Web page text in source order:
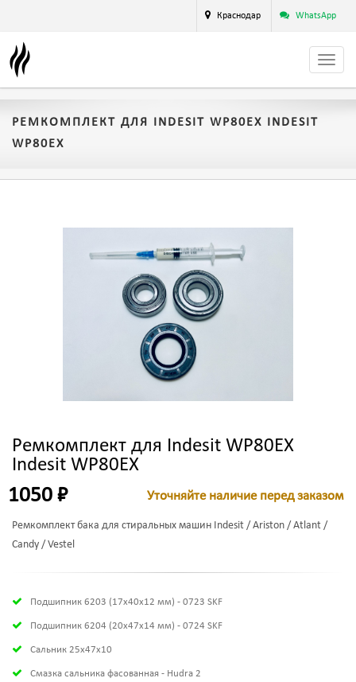
Краснодар WhatsApp
РЕМКОМПЛЕКТ ДЛЯ INDESIT WP80EX INDESIT
WP80EX
Ремкомплект для Indesit WP80EX
Indesit WP80EX
1050 ₽ Уточняйте наличие перед заказом
Ремкомплект бака для стиральных машин Indesit / Ariston / Atlant /
Candy / Vestel
Подшипник 6203 (17х40х12 мм) - 0723 SKF
Подшипник 6204 (20х47х14 мм) - 0724 SKF
Сальник 25x47x10
Смазка сальника фасованная - Hudra 2